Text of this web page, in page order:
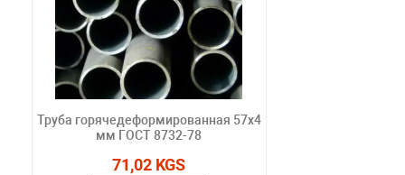
Труба горячедеформированная 57х4
мм ГОСТ 8732-78
71,02 KGS